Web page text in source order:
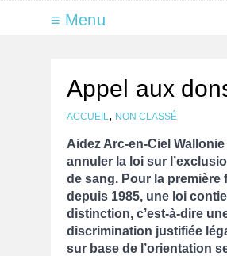
Appel aux
ACCUEIL, NON CLASSÉ
Aidez Arc-en-Ciel Wallonie
annuler la loi sur
de sang. Pour la première
depuis 1985, une loi
distinction, c’est-à-dire
discrimination justifiée
sur base de l’orientation